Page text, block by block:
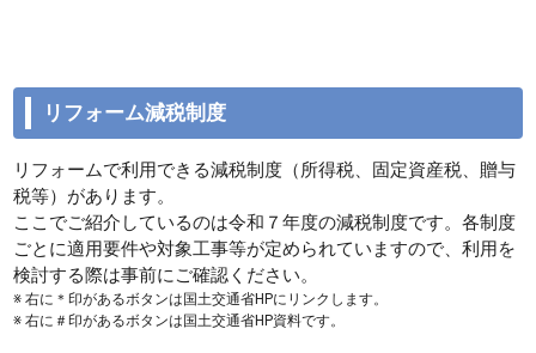
リフォーム減税制度
リフォームで利用できる減税制度（所得税、固定資産税、贈与
税等）があります。
ここでご紹介しているのは令和７年度の減税制度です。各制度
ごとに適用要件や対象工事等が定められていますので、利用を
検討する際は事前にご確認ください。
※ 右に＊印があるボタンは国土交通省HPにリンクします。
※ 右に＃印があるボタンは国土交通省HP資料です。